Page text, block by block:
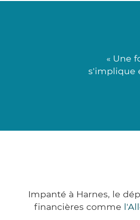
« Une
s'implique
Impanté à Harnes, le
financières comme